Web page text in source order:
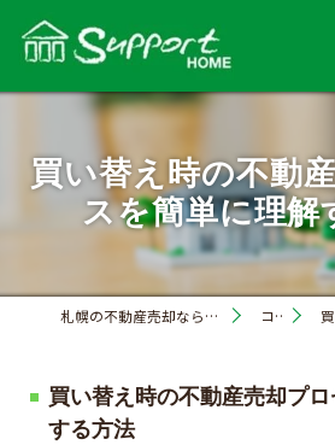
買い替え時の不動
スを簡単に理解
札幌の不動産売却なら株式会社サポートホーム コラム 買
買い替え時の不動産売却プ
する方法